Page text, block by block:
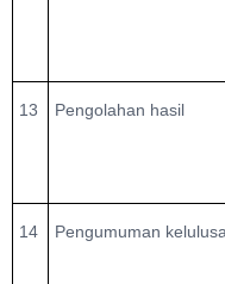
13 Pengolahan hasil
14 Pengumuman